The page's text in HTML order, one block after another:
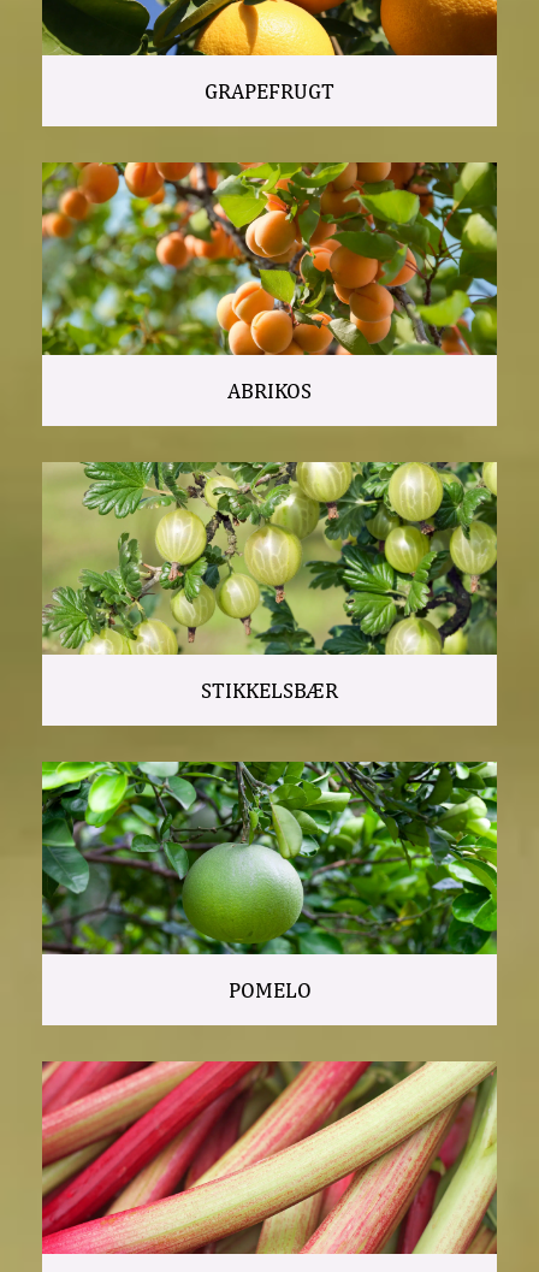
GRAPEFRUGT
ABRIKOS
STIKKELSBÆR
POMELO